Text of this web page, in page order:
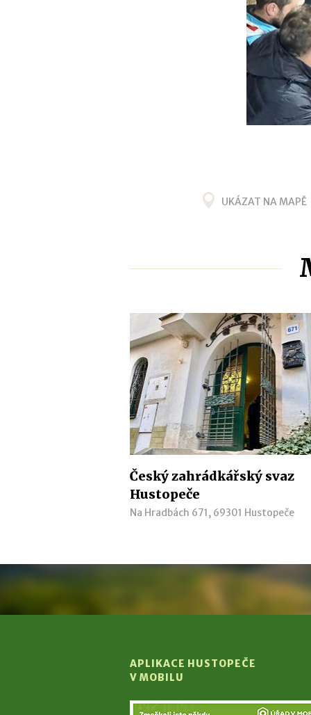
UKÁZAT NA MAPĚ
Český zahrádkářský svaz
Hustopeče
Na Hradbách 671, 69301 Hustopeče
APLIKACE HUSTOPEČE
V MOBILU